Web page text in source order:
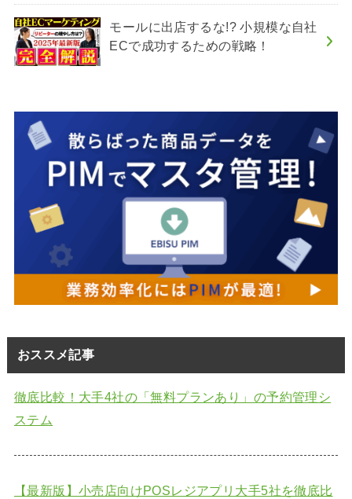
モールに出店するな!? 小規模な自社
ECで成功するための戦略！
おススメ記事
徹底比較！大手4社の「無料プランあり」の予約管理シ
ステム
【最新版】小売店向けPOSレジアプリ大手5社を徹底比